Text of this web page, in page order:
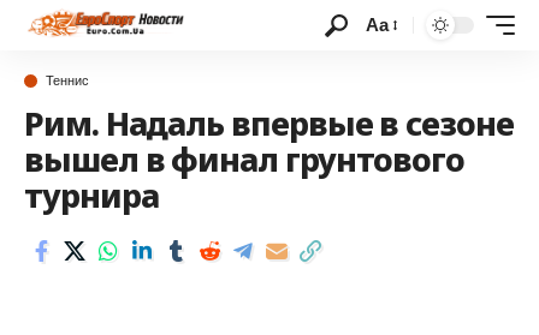
Аа
Теннис
Рим. Надаль впервые в сезоне
вышел в финал грунтового
турнира